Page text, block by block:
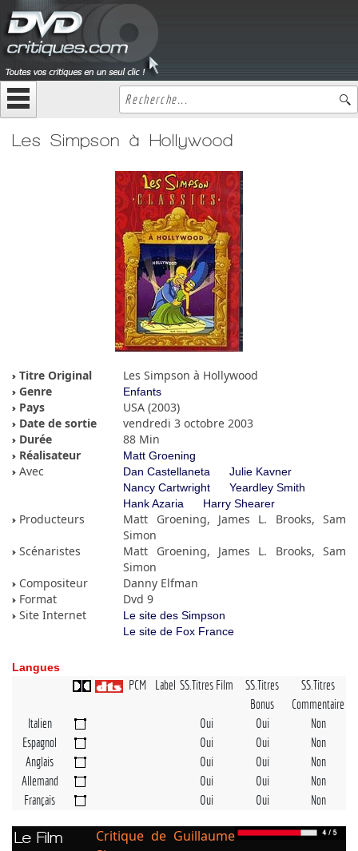
Les Simpson à Hollywood
Titre Original
Les Simpson à Hollywood
Genre
Enfants
Pays
USA (2003)
Date de sortie
vendredi 3 octobre 2003
Durée
88 Min
Réalisateur
Matt Groening
Avec Dan Castellaneta
Julie Kavner
Nancy Cartwright
Yeardley Smith
Hank Azaria
Harry Shearer
Producteurs
Matt Groening, James L. Brooks, Sam
Simon
Scénaristes
Matt Groening, James L. Brooks, Sam
Simon
Compositeur
Danny Elfman
Format
Dvd 9
Site Internet
Le site des Simpson
Le site de Fox France
Langues
PCM Label SS.Titres Film
SS.Titres
Bonus
SS.Titres
Commentaire
Italien
Oui Oui
Non
Espagnol
Oui Oui
Non
Anglais
Oui Oui
Non
Allemand
Oui Oui
Non
Français
Oui Oui Non
Le Film
Critique de Guillaume